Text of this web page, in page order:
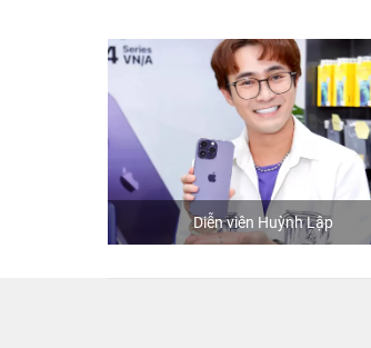
Diễn viên Huỳnh Lập